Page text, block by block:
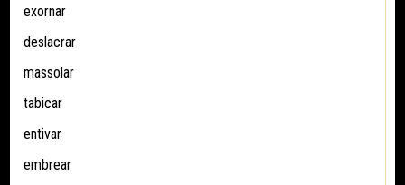
exornar
deslacrar
massolar
tabicar
entivar
embrear